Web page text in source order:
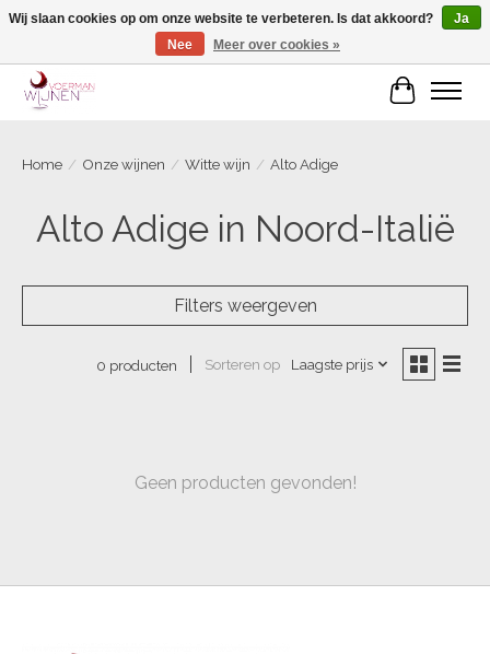
Voorjaarscampagne is gesloten
Home / Onze wijnen / Witte wijn / Alto Adige
Alto Adige in Noord-Italië
Filters weergeven
0 producten Sorteren op Laagste prijs
Geen producten gevonden!
Wij slaan cookies op om onze website te verbeteren. Is dat akkoord?
Ja
Nee
Meer over cookies »